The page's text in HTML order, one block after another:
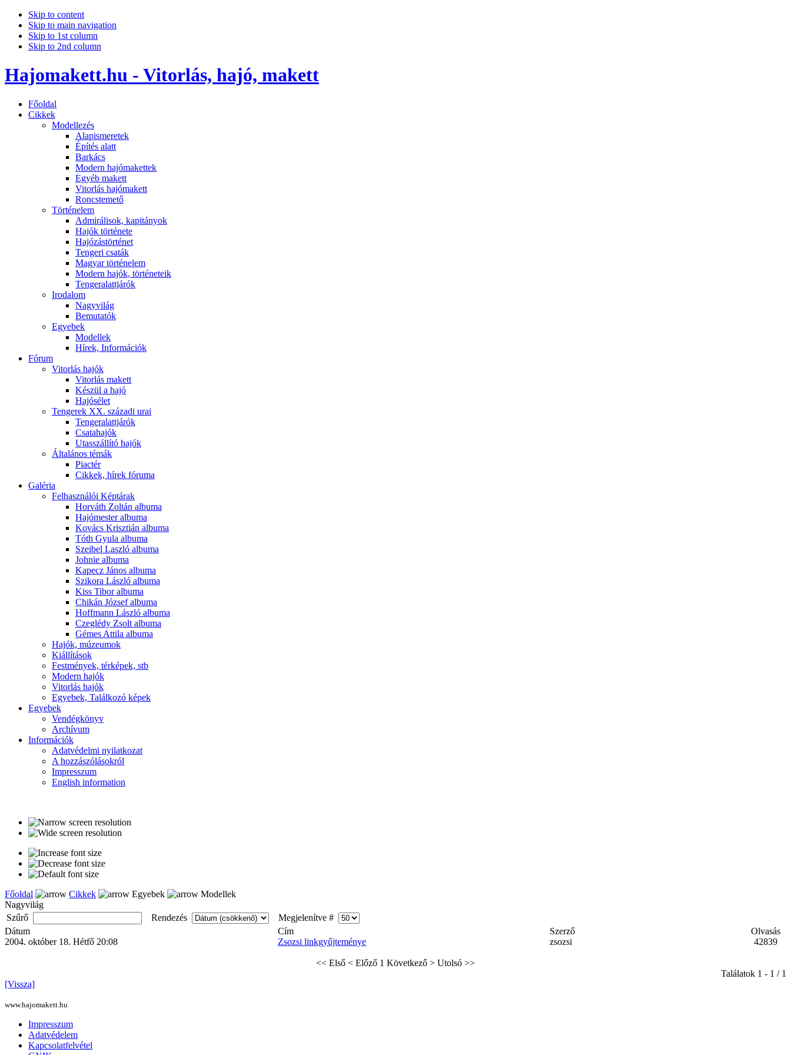
Skip to content
Skip to main navigation
Skip to 1st column
Skip to 2nd column
Hajomakett.hu - Vitorlás, hajó, makett
Főoldal
Cikkek
Modellezés
Alapismeretek
Építés alatt
Barkács
Modern hajómakettek
Egyéb makett
Vitorlás hajómakett
Roncstemető
Történelem
Admirálisok, kapitányok
Hajók története
Hajózástörténet
Tengeri csaták
Magyar történelem
Modern hajók, történeteik
Tengeralattjárók
Irodalom
Nagyvilág
Bemutatók
Egyebek
Modellek
Hírek, Információk
Fórum
Vitorlás hajók
Vitorlás makett
Készül a hajó
Hajósélet
Tengerek XX. századi urai
Tengeralattjárók
Csatahajók
Utasszállító hajók
Általános témák
Piactér
Cikkek, hírek fóruma
Galéria
Felhasználói Képtárak
Horváth Zoltán albuma
Hajómester albuma
Kovács Krisztián albuma
Tóth Gyula albuma
Szeibel Laszló albuma
Johnie albuma
Kapecz János albuma
Szikora László albuma
Kiss Tibor albuma
Chikán József albuma
Hoffmann László albuma
Czeglédy Zsolt albuma
Gémes Attila albuma
Hajók, múzeumok
Kiállítások
Festmények, térképek, stb
Modern hajók
Vitorlás hajók
Egyebek, Találkozó képek
Egyebek
Vendégkönyv
Archívum
Információk
Adatvédelmi nyilatkozat
A hozzászólásokról
Impresszum
English information
Főoldal Cikkek Egyebek
Modellek
Nagyvilág
Szűrő
Rendezés
Megjelenítve #
Dátum
Cím Szerző
Olvasás
2004. október 18. Hétfő 20:08
Zsozsi linkgyűjteménye zsozsi 42839
<< Első < Előző 1 Következő > Utolsó >>
Találatok 1 - 1 / 1
[Vissza]
www.hajomakett.hu
Impresszum
Adatvédelem
Kapcsolatfelvétel